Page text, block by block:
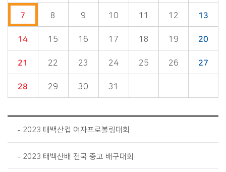
7 8 9 10 11 12 13
14 15 16 17 18 19 20
21 22 23 24 25 26 27
28 29 30 31
2023 태백산컵 여자프로볼링대회
2023 태백산배 전국 중고 배구대회